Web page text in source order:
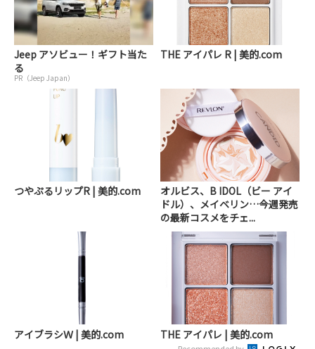
Jeep アソビュー！ギフト当た
る
PR（Jeep Japan）
THE アイパレ R | 美的.com
つやぷるリップR | 美的.com
オルビス、B IDOL（ビー アイ
ドル）、メイベリン…今週発売
の最新コスメをチェ...
アイブラシＷ | 美的.com THE アイパレ | 美的.com